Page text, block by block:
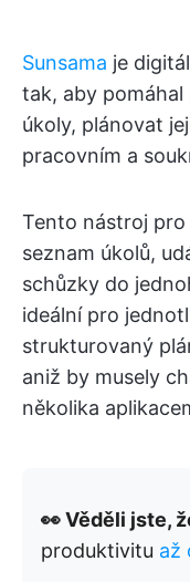
Sunsama je
tak, aby
úkoly, plánovat
pracovním a
Tento nástroj pro
seznam úkolů,
schůzky do
ideální pro
strukturovaný
aniž by musely
několika
👀 Věděli jste,
produktivitu až